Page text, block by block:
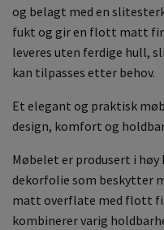
og belagt med en
fukt og gir en flott matt
leveres uten ferdige hull,
kan tilpasses etter behov.
Et elegant og praktisk
design, komfort og
Møbelet er produsert i
dekorfolie som beskytter
matt overflate med flott
kombinerer varig